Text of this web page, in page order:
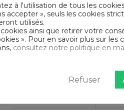
Longueur 200
Matériaux
Conseils
Type de public
à l'utilisation de tous les
accepter », seuls les cookies
utilisés.
ainsi que retirer votre
». Pour en savoir plus sur les
consultez notre politique en
Refuser